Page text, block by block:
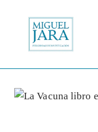
contenido